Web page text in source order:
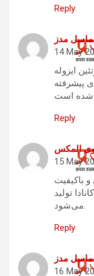
Reply
ماسل مدز
14 May
ایزوله
پیشرفته
Reply
المکس
15 May
باکیفیت
تولید
می‌شود.
Reply
ماسل مدز
16 May